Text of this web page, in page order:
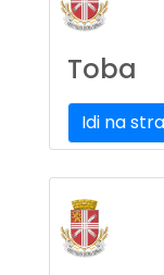
Toba
Idi na